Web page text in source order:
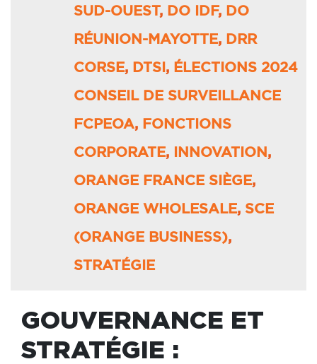
SUD-OUEST , DO IDF, DO
RÉUNION-MAYOTTE, DRR
CORSE, DTSI , ÉLECTIONS 2024
CONSEIL DE SURVEILLANCE
FCPEOA, FONCTIONS
CORPORATE, INNOVATION ,
ORANGE FRANCE SIÈGE,
ORANGE WHOLESALE, SCE
(ORANGE BUSINESS),
STRATÉGIE
GOUVERNANCE ET
STRATÉGIE :